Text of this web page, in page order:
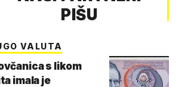
PIŠU
VALUTA
s likom
imala je